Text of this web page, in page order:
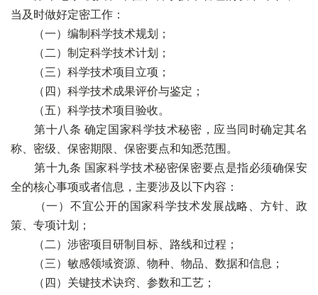
当及时做好定密工作：
（一）编制科学技术规划；
（二）制定科学技术计划；
（三）科学技术项目立项；
（四）科学技术成果评价与鉴定；
（五）科学技术项目验收。
第十八条 确定国家科学技术秘密，应当同时确定其名
称、密级、保密期限、保密要点和知悉范围。
第十九条 国家科学技术秘密保密要点是指必须确保安
全的核心事项或者信息，主要涉及以下内容：
（一）不宜公开的国家科学技术发展战略、方针、政
策、专项计划；
（二）涉密项目研制目标、路线和过程；
（三）敏感领域资源、物种、物品、数据和信息；
（四）关键技术诀窍、参数和工艺；